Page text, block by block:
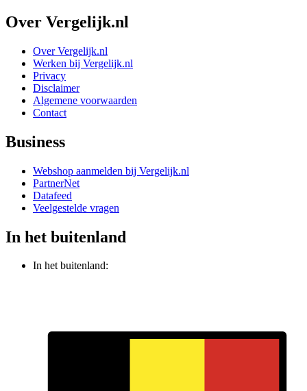
Over Vergelijk.nl
Over Vergelijk.nl
Werken bij Vergelijk.nl
Privacy
Disclaimer
Algemene voorwaarden
Contact
Business
Webshop aanmelden bij Vergelijk.nl
PartnerNet
Datafeed
Veelgestelde vragen
In het buitenland
In het buitenland: